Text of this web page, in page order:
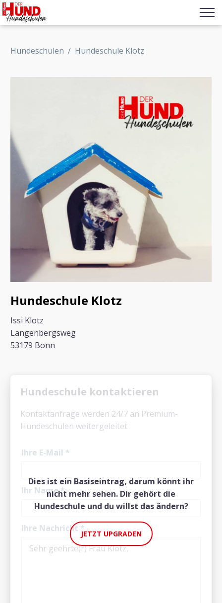
Hundeschulen / Hundeschule Klotz
Hundeschule Klotz
Issi Klotz
Langenbergsweg
53179 Bonn
Dies ist ein Basiseintrag, darum könnt ihr
nicht mehr sehen. Dir gehört die
Hundeschule und du willst das ändern?
JETZT UPGRADEN
Hundeschule kontaktieren
Kontaktanfrage werden 24/7 an Premium-
Hundeschulen weitergeleitet
Ihre E-Mail *
Ihr Name*
Ihre Nachricht *